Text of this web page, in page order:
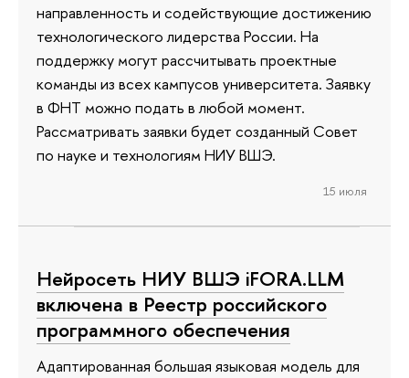
направленность и содействующие достижению
технологического лидерства России. На
поддержку могут рассчитывать проектные
команды из всех кампусов университета. Заявку
в ФНТ можно подать в любой момент.
Рассматривать заявки будет созданный Совет
по науке и технологиям НИУ ВШЭ.
15 июля
Нейросеть НИУ ВШЭ iFORA.LLM
включена в Реестр российского
программного обеспечения
Адаптированная большая языковая модель для